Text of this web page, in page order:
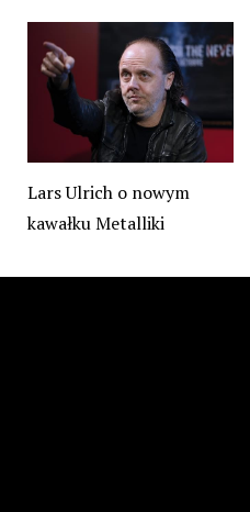
Lars Ulrich o nowym
kawałku Metalliki